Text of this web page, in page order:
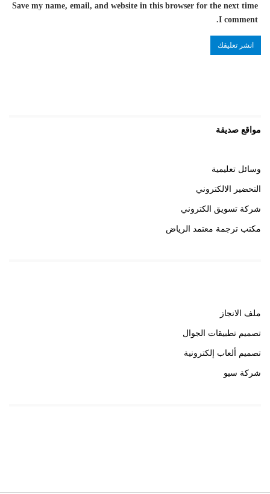
Save my name, email, and website in this browser for the next time
I comment.
مواقع صديقة
وسائل تعليمية
التحضير الالكتروني
شركة تسويق الكتروني
مكتب ترجمة معتمد الرياض
ملف الانجاز
تصميم تطبيقات الجوال
تصميم ألعاب إلكترونية
شركة سيو